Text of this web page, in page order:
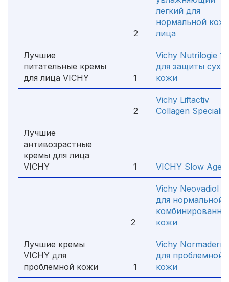
2
легкий для
нормальной
лица
Лучшие
питательные кремы
для лица VICHY
1
Vichy Nutrilogie 1
для защиты
кожи
2
Vichy Liftactiv
Collagen Specialist
Лучшие
антивозрастные
кремы для лица
VICHY
1 VICHY Slow Age
2
Vichy Neovadiol
для нормальной
кожи
Лучшие кремы
VICHY для
проблемной кожи
1
Vichy Normaderm
для проблемной
кожи